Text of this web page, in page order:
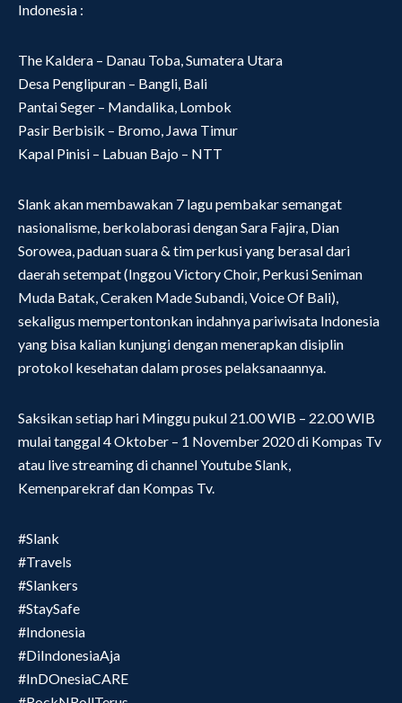
Indonesia :
The Kaldera – Danau Toba, Sumatera Utara
Desa Penglipuran – Bangli, Bali
Pantai Seger – Mandalika, Lombok
Pasir Berbisik – Bromo, Jawa Timur
Kapal Pinisi – Labuan Bajo – NTT
Slank akan membawakan 7 lagu pembakar semangat
nasionalisme, berkolaborasi dengan Sara Fajira, Dian
Sorowea, paduan suara & tim perkusi yang berasal dari
daerah setempat (Inggou Victory Choir, Perkusi Seniman
Muda Batak, Ceraken Made Subandi, Voice Of Bali),
sekaligus mempertontonkan indahnya pariwisata Indonesia
yang bisa kalian kunjungi dengan menerapkan disiplin
protokol kesehatan dalam proses pelaksanaannya.
Saksikan setiap hari Minggu pukul 21.00 WIB – 22.00 WIB
mulai tanggal 4 Oktober – 1 November 2020 di Kompas Tv
atau live streaming di channel Youtube Slank,
Kemenparekraf dan Kompas Tv.
#Slank
#Travels
#Slankers
#StaySafe
#Indonesia
#DiIndonesiaAja
#InDOnesiaCARE